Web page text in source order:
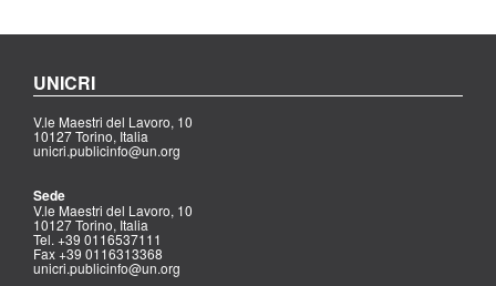
UNICRI
V.le Maestri del Lavoro, 10
10127 Torino, Italia
unicri.publicinfo@un.org
Sede
V.le Maestri del Lavoro, 10
10127 Torino, Italia
Tel. +39 0116537111
Fax +39 0116313368
unicri.publicinfo@un.org